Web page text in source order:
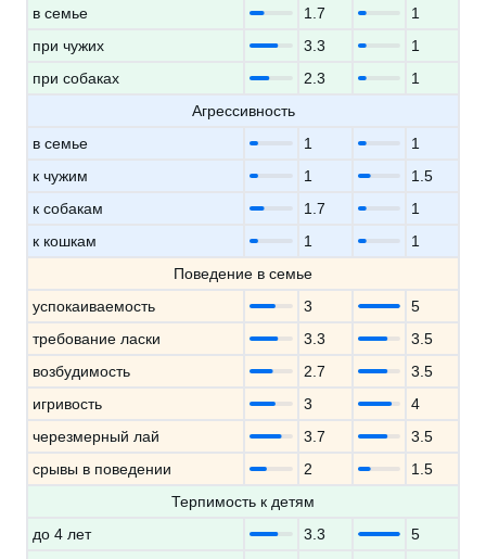
в семье
1.7
1
при чужих
3.3
1
при собаках
2.3
1
Агрессивность
в семье
1
1
к чужим
1
1.5
к собакам
1.7
1
к кошкам
1
1
Поведение в семье
успокаиваемость
3
5
требование ласки
3.3
3.5
возбудимость
2.7
3.5
игривость
3
4
черезмерный лай
3.7
3.5
срывы в поведении
2
1.5
Терпимость к детям
до 4 лет
3.3
5